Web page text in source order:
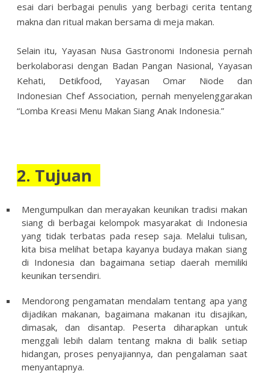
esai dari berbagai penulis yang berbagi cerita tentang
makna dan ritual makan bersama di meja makan.
Selain itu, Yayasan Nusa Gastronomi Indonesia pernah
berkolaborasi dengan Badan Pangan Nasional, Yayasan
Kehati, Detikfood, Yayasan Omar Niode dan
Indonesian Chef Association, pernah menyelenggarakan
“Lomba Kreasi Menu Makan Siang Anak Indonesia.”
2. Tujuan
Mengumpulkan dan merayakan keunikan tradisi makan
siang di berbagai kelompok masyarakat di Indonesia
yang tidak terbatas pada resep saja. Melalui tulisan,
kita bisa melihat betapa kayanya budaya makan siang
di Indonesia dan bagaimana setiap daerah memiliki
keunikan tersendiri.
Mendorong pengamatan mendalam tentang apa yang
dijadikan makanan, bagaimana makanan itu disajikan,
dimasak, dan disantap. Peserta diharapkan untuk
menggali lebih dalam tentang makna di balik setiap
hidangan, proses penyajiannya, dan pengalaman saat
menyantapnya.